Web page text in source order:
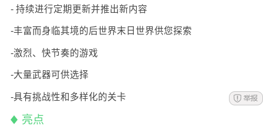
- 持续进行定期更新并推出新内容
-丰富而身临其境的后世界末日世界供您探索
-激烈、快节奏的游戏
-大量武器可供选择
-具有挑战性和多样化的关卡
亮点